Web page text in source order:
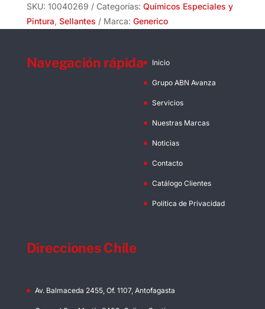
SKU: 10040269 Categorías: Químicos Especiales y
Pintura, Sellantes Marca: Generico
Navegación rápida Inicio
Grupo ABN Avanza
Servicios
Nuestras Marcas
Noticias
Contacto
Catálogo Clientes
Política de Privacidad
Direcciones Chile
Av. Balmaceda 2455, Of. 1107, Antofagasta